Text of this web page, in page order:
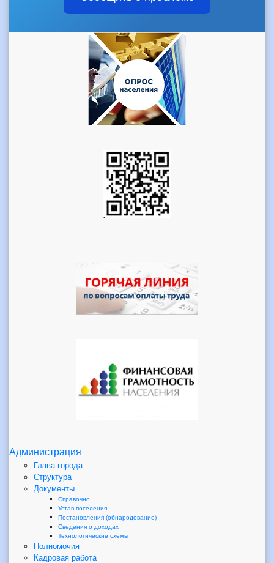
Администрация
Глава города
Структура
Документы
Справочно
Устав поселения
Постановления (обнародование)
Сведения о доходах
Технологические схемы
Полномочия
Кадровая работа